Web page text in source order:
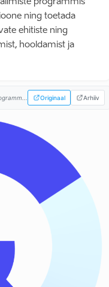
ning toetada
ehitiste ning
hooldamist ja
Originaal Arhiiv